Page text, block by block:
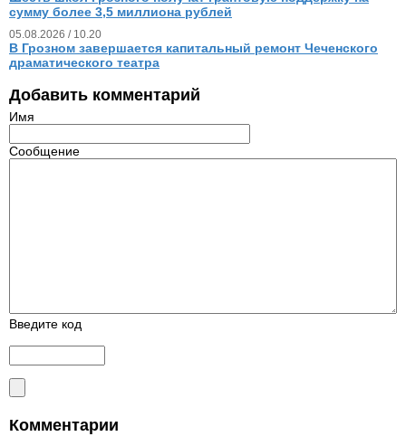
сумму более 3,5 миллиона рублей
05.08.2026 / 10.20
В Грозном завершается капитальный ремонт Чеченского
драматического театра
Добавить комментарий
Имя
Сообщение
Введите код
Комментарии